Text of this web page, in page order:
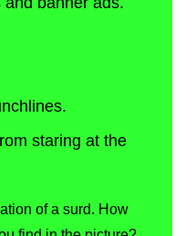
staring at the